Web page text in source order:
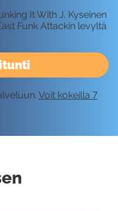
It With J. Kyseinen
Funk Attackin levyltä
Voit kokeilla 7